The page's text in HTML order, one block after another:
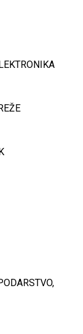
MREŽE
JEZIK